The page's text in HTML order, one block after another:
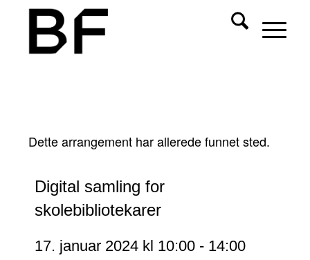
Dette arrangement har allerede funnet sted.
Digital samling for
skolebibliotekarer
17. januar 2024 kl 10:00- 14:00